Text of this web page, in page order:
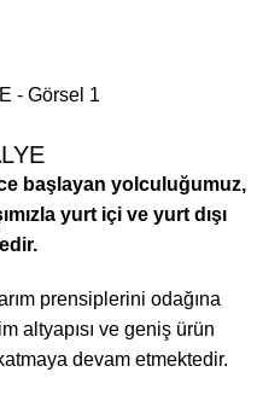
başlayan yolculuğumuz,
yurt içi ve yurt dışı
prensiplerini odağına
altyapısı ve geniş ürün
devam etmektedir.